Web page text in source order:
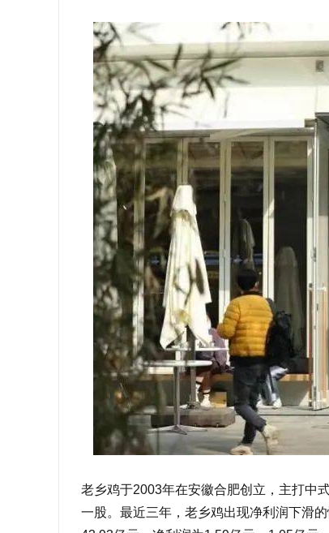
老乡鸡于2003年在安徽合肥创立，主打中
一股。最近三年，老乡鸡出现净利润下滑